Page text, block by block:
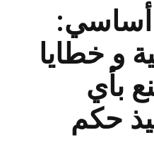
أساسي:
و خطايا
بأي
حكم